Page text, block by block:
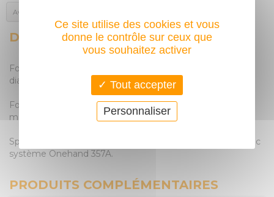
Avis des acheteurs
DESCRIPTION
Foret centreur pour scies trépan carbure 357 de DIAGER,
diamètre 6.35mm pour percer dans le bois et le plastique.
Foret de qualité HSS pour utiliser le trépan dans les
matériaux résistants
Spécialement adapté au pilote de scie trépan carbure avec
système Onehand 357A.
PRODUITS COMPLÉMENTAIRES
Ce site utilise des cookies et vous
donne le contrôle sur ceux que
vous souhaitez activer
Tout accepter
Personnaliser